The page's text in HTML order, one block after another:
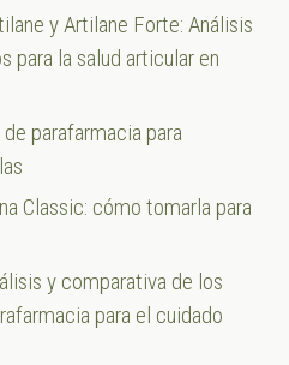
y Artilane Forte: Análisis
para la salud articular en
parafarmacia para
Classic: cómo tomarla para
y comparativa de los
para el cuidado